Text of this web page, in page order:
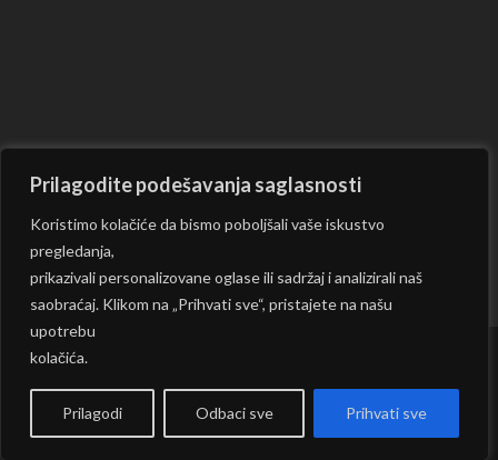
Prilagodite podešavanja saglasnosti
Koristimo kolačiće da bismo poboljšali vaše iskustvo
pregledanja,
prikazivali personalizovane oglase ili sadržaj i analizirali naš
saobraćaj. Klikom na „Prihvati sve“, pristajete na našu
upotrebu
kolačića.
Prilagodi Odbaci sve Prihvati sve
Powered by: